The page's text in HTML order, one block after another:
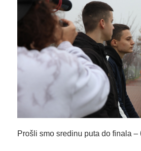
Prošli smo sredinu puta do finala –